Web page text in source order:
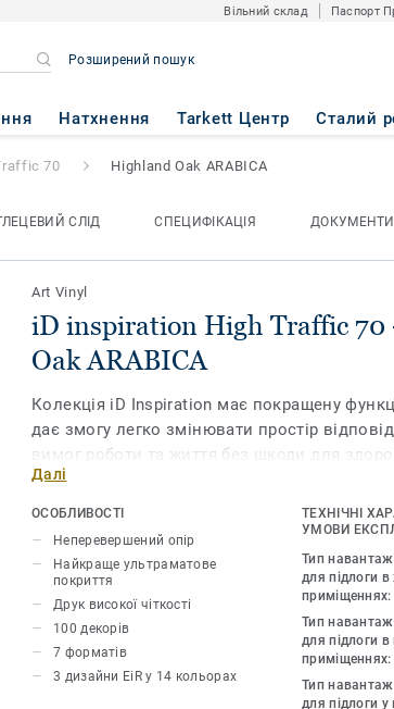
Вільний склад Паспорт
Розширений пошук
Натхнення Tarkett Центр Сталий
- Highland Oak
70 Highland Oak ARABICA
СЛІД СПЕЦИФІКАЦІЯ
Art Vinyl
iD inspiration High Traffic 70
Oak ARABICA
Колекція iD Inspiration має покращену
дає змогу легко змінювати простір
вимог роботи та життя без шкоди для
Натхненні природою кольори та мотиви,
ультрареалістичним друком, дають змогу
природні дизайни для створення
Колекція iD Inspiration HT 70 було
приміщень із високим трафіком. Покриття
навантаження і вдавлення, забезпечуючи
стійкість як до статичних, так і до рухомих
навантажень до 800 кг.
Далі
ОСОБЛИВОСТІ
Неперевершений опір
Найкраще ультраматове
покриття
Друк високої чіткості
100 декорів
7 форматів
3 дизайни EiR у 14 кольорах
ТЕХНІЧНІ
УМОВИ
Тип
для підлоги
приміщеннях:
Тип
для підлоги
приміщеннях:
Тип
для підлоги